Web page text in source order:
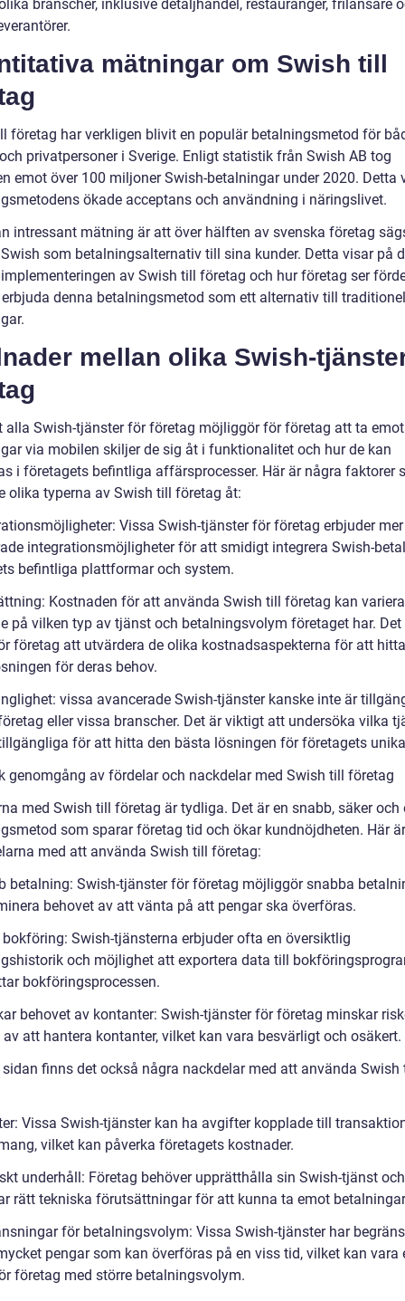
branscher, inklusive detaljhandel, restauranger, frilansare
mätningar om Swish till
företag har verkligen blivit en populär betalningsmetod för
privatpersoner i Sverige. Enligt statistik från Swish AB tog
emot över 100 miljoner Swish-betalningar under 2020. Detta
ökade acceptans och användning i näringslivet.
intressant mätning är att över hälften av svenska företag
som betalningsalternativ till sina kunder. Detta visar på
av Swish till företag och hur företag ser
denna betalningsmetod som ett alternativ till
mellan olika Swish-
alla Swish-tjänster för företag möjliggör för företag att ta emot
via mobilen skiljer de sig åt i funktionalitet och hur de kan
i företagets befintliga affärsprocesser. Här är några faktorer
olika typerna av Swish till företag åt:
Vissa Swish-tjänster för företag erbjuder mer
integrationsmöjligheter för att smidigt integrera Swish-
befintliga plattformar och system.
Kostnaden för att använda Swish till företag kan variera
på vilken typ av tjänst och betalningsvolym företaget har. Det
företag att utvärdera de olika kostnadsaspekterna för att
för deras behov.
vissa avancerade Swish-tjänster kanske inte är
eller vissa branscher. Det är viktigt att undersöka vilka
för att hitta den bästa lösningen för företagets
genomgång av fördelar och nackdelar med Swish till företag
med Swish till företag är tydliga. Det är en snabb, säker och
som sparar företag tid och ökar kundnöjdheten. Här
med att använda Swish till företag:
betalning: Swish-tjänster för företag möjliggör snabba
behovet av att vänta på att pengar ska överföras.
bokföring: Swish-tjänsterna erbjuder ofta en översiktlig
och möjlighet att exportera data till
bokföringsprocessen.
behovet av kontanter: Swish-tjänster för företag minskar
av att hantera kontanter, vilket kan vara besvärligt och osäkert.
sidan finns det också några nackdelar med att använda Swish
Vissa Swish-tjänster kan ha avgifter kopplade till
vilket kan påverka företagets kostnader.
underhåll: Företag behöver upprätthålla sin Swish-tjänst
rätt tekniska förutsättningar för att kunna ta emot
för betalningsvolym: Vissa Swish-tjänster har
pengar som kan överföras på en viss tid, vilket kan vara
företag med större betalningsvolym.